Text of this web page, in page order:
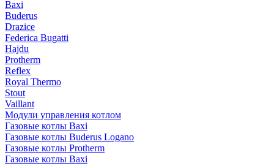
Baxi
Buderus
Drazice
Federica Bugatti
Hajdu
Protherm
Reflex
Royal Thermo
Stout
Vaillant
Модули управления котлом
Газовые котлы Baxi
Газовые котлы Buderus Logano
Газовые котлы Protherm
Газовые котлы Baxi